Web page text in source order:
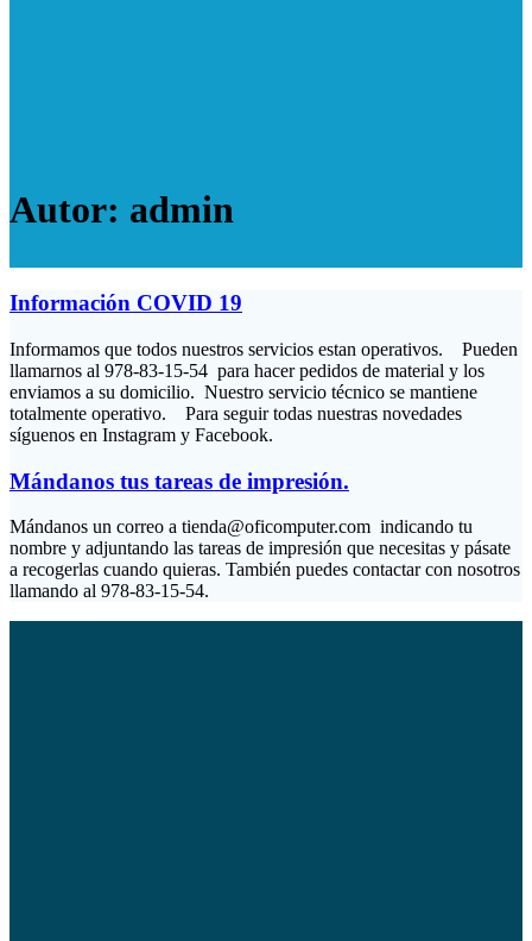
Autor: admin
Información COVID 19
Informamos que todos nuestros servicios estan operativos. Pueden
llamarnos al 978-83-15-54 para hacer pedidos de material y los
enviamos a su domicilio. Nuestro servicio técnico se mantiene
totalmente operativo. Para seguir todas nuestras novedades
síguenos en Instagram y Facebook.
Mándanos tus tareas de impresión.
Mándanos un correo a tienda@oficomputer.com indicando tu
nombre y adjuntando las tareas de impresión que necesitas y pásate
a recogerlas cuando quieras. También puedes contactar con nosotros
llamando al 978-83-15-54.